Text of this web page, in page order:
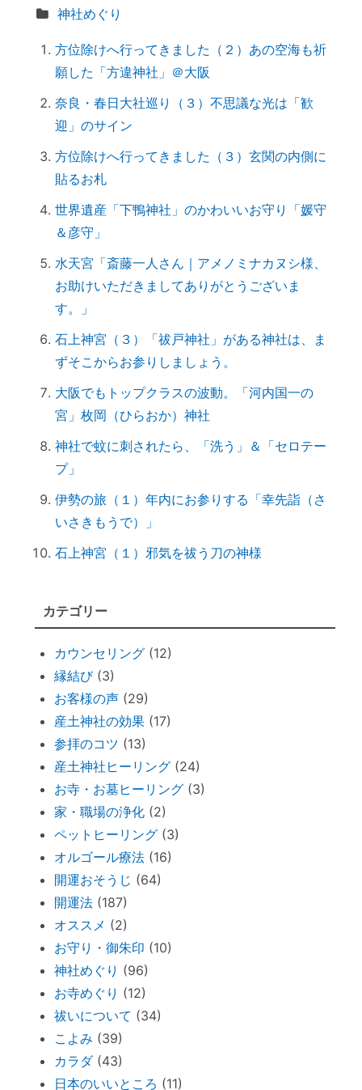
【心と魂が整う】産土神社に参拝するメリ
実はNG！？｜やってはいけない参拝マナ
ー７つ
「鉄分」と「温活」で開運♪～鉄瓶を再生
してみた
怒っている人は「困っている」人。自分に
「産土神社ヒーリング」の流れ
究極のアーシング。「砂浴」でデトックス
してきました（２）
究極のアーシング。「砂浴」でデトックス
してきました（１）
音で世界を整える「天才バイオリニスト
HIMARIさん」～聞くだけで身体が整えられ
ハタキをかけると部屋の波動が上がる♪
るコツ
非常用トイレ（尿と便を分ければ臭わな
い）
台風を正しく怖がろう ～知って損なし
台風１０号で感じる「当たり前のしあわ
魂の成熟度について ～ 親や上司は案
ブッダと始める『 家族の苦悩から抜ける方
法 』
悪いカルマを相殺できるコツコツ貯金
仏壇内の断捨離
ペットヒーリング（ペットの不仲、誤食）
オススメ：全身に効果的な「耳温灸」～煙
が出ない温灸器
断捨離しながら寄付できる「いいことシッ
プ」～ 必要なのは送料のみ。
胎内記憶ガール「お空のセカイ」～流産の
理由が少し可愛くてホッコリ。
「胎内記憶」を持つ子どもが増えているワ
ケ
新生活が始まったら「鎮守神社リサーチ」
を。
古い携帯から受けるダメージ
周りを優先し過ぎる人のための「ご自愛レ
ッスン」
神社めぐり
方位除けへ行ってきました（２）あの空海も祈
願した「方違神社」＠大阪
奈良・春日大社巡り（３）不思議な光は「歓
迎」のサイン
方位除けへ行ってきました（３）玄関の内側に
貼るお札
世界遺産「下鴨神社」のかわいいお守り「媛守
＆彦守」
水天宮「斎藤一人さん｜アメノミナカヌシ様、
お助けいただきましてありがとうございま
す。」
石上神宮（３）「祓戸神社」がある神社は、ま
ずそこからお参りしましょう。
大阪でもトップクラスの波動。「河内国一の
宮」枚岡（ひらおか）神社
神社で蚊に刺されたら、「洗う」＆「セロテー
プ」
伊勢の旅（１）年内にお参りする「幸先詣（さ
いさきもうで）」
石上神宮（１）邪気を祓う刀の神様
カテゴリー
カウンセリング(12)
縁結び(3)
お客様の声(29)
産土神社の効果(17)
参拝のコツ (13)
産土神社ヒーリング(24)
お寺・お墓ヒーリング(3)
家・職場の浄化(2)
ペットヒーリング(3)
オルゴール療法(16)
開運おそうじ (64)
開運法(187)
オススメ (2)
お守り・御朱印 (10)
神社めぐり (96)
お寺めぐり (12)
祓いについて (34)
こよみ (39)
カラダ(43)
日本のいいところ (11)